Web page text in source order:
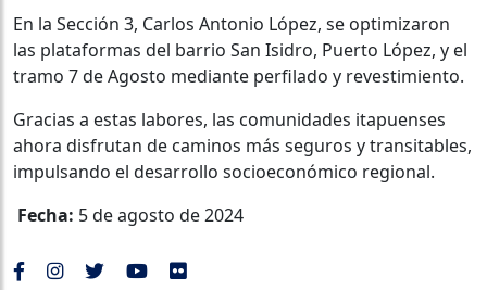
En la Sección 3, Carlos Antonio López, se optimizaron
las plataformas del barrio San Isidro, Puerto López, y el
tramo 7 de Agosto mediante perfilado y revestimiento.
Gracias a estas labores, las comunidades itapuenses
ahora disfrutan de caminos más seguros y transitables,
impulsando el desarrollo socioeconómico regional.
Fecha: 5 de agosto de 2024